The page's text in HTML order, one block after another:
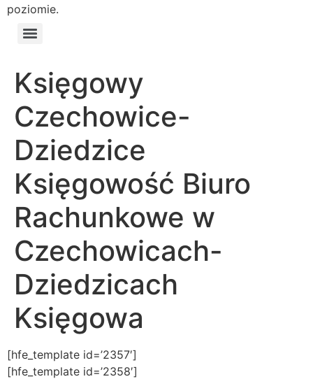
poziomie.
Księgowy
Czechowice-
Dziedzice
Księgowość Biuro
Rachunkowe w
Czechowicach-
Dziedzicach
Księgowa
[hfe_template id=’2357′]
[hfe_template id=’2358′]